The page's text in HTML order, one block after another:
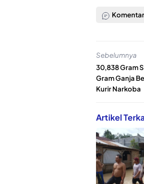
Komentar
Sebelumnya
30,838 Gram
Gram Ganja
Kurir Narkoba
Artikel